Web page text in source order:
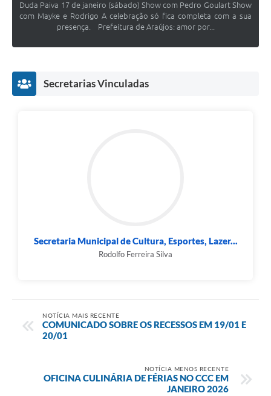
Duda Paiva 17 de janeiro (sábado) Show com Pedro Goulart Show
com Mayke e Rodrigo A celebração só fica completa com a sua
presença. Prefeitura de Araújos: amor por...
Secretarias Vinculadas
Secretaria Municipal de Cultura, Esportes, Lazer...
Rodolfo Ferreira Silva
NOTÍCIA MAIS RECENTE
COMUNICADO SOBRE OS RECESSOS EM 19/01 E
20/01
NOTÍCIA MENOS RECENTE
OFICINA CULINÁRIA DE FÉRIAS NO CCC EM
JANEIRO 2026